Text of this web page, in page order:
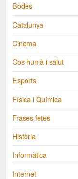
Bodes
Catalunya
Cinema
Cos humà i salut
Esports
Física i Química
Frases fetes
Història
Informàtica
Internet